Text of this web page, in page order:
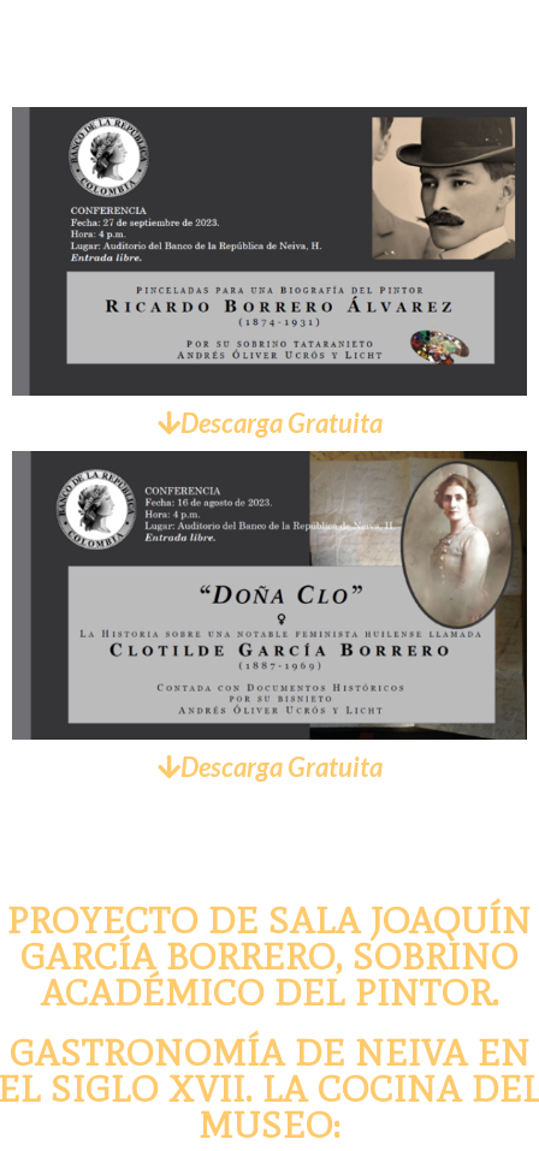
Descarga Gratuita
Descarga Gratuita
PROYECTO DE SALA JOAQUÍN
GARCÍA BORRERO, SOBRINO
ACADÉMICO DEL PINTOR.
GASTRONOMÍA DE NEIVA EN
SIGLO XVII. LA COCINA
MUSEO: